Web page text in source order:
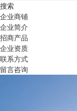
搜索
企业商铺
企业简介
招商产品
企业资质
联系方式
留言咨询